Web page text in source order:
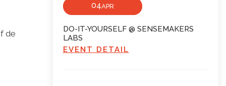
de
04APR
DO-IT-YOURSELF @ SENSEMAKERS
LABS
EVENT DETAIL